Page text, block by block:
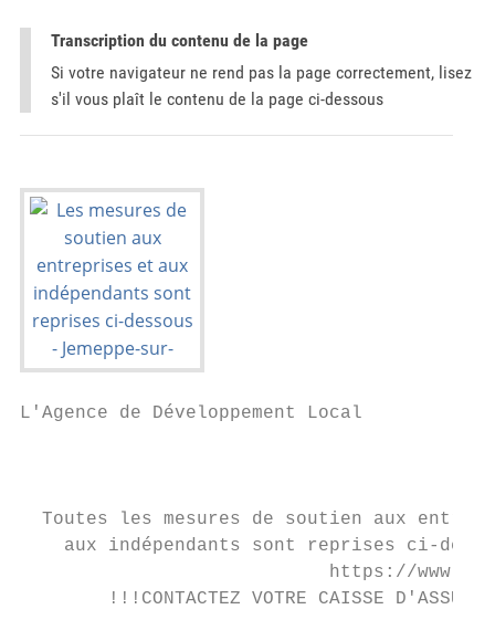
Transcription du contenu de la page
Si votre navigateur ne rend pas la page correctement, lisez
s'il vous plaît le contenu de la page ci-dessous
L'Agence de Développement Local
Toutes les mesures de soutien aux
aux indépendants sont reprises ci-
https://
!!!CONTACTEZ VOTRE CAISSE